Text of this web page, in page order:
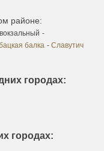
районе:
-
балка - Славутич
городах:
городах: